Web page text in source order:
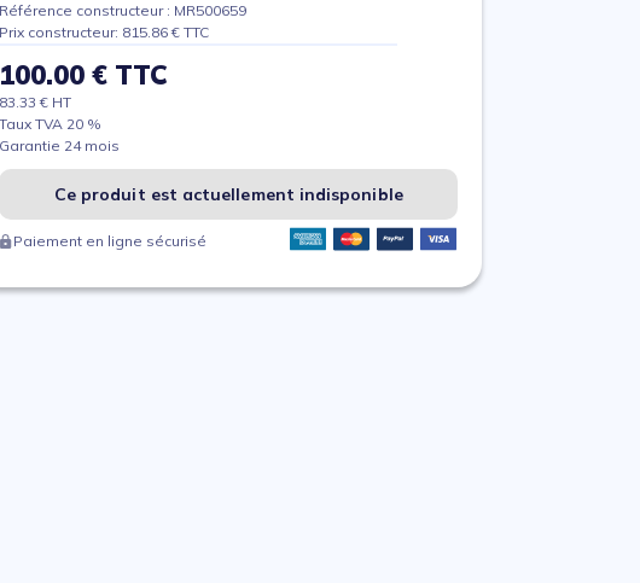
Référence constructeur : MR500659
Prix constructeur: 815.86 € TTC
100.00 € TTC
83.33 € HT
Taux TVA 20 %
Garantie 24 mois
Ce produit est actuellement indisponible
Paiement en ligne sécurisé